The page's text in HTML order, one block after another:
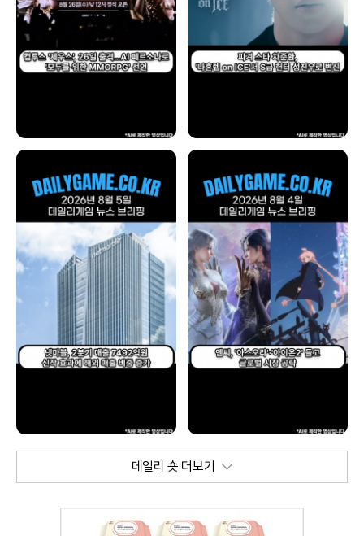
데일리 숏 더보기